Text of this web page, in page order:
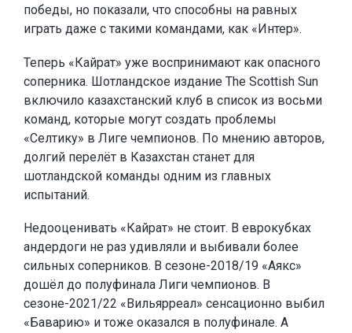
победы, но показали, что способны на равных
играть даже с такими командами, как «Интер».
Теперь «Кайрат» уже воспринимают как опасного
соперника. Шотландское издание The Scottish Sun
включило казахстанский клуб в список из восьми
команд, которые могут создать проблемы
«Селтику» в Лиге чемпионов. По мнению авторов,
долгий перелёт в Казахстан станет для
шотландской команды одним из главных
испытаний.
Недооценивать «Кайрат» не стоит. В еврокубках
андердоги не раз удивляли и выбивали более
сильных соперников. В сезоне-2018/19 «Аякс»
дошёл до полуфинала Лиги чемпионов. В
сезоне-2021/22 «Вильярреал» сенсационно выбил
«Баварию» и тоже оказался в полуфинале. А